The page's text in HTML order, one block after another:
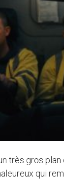
très gros
qui